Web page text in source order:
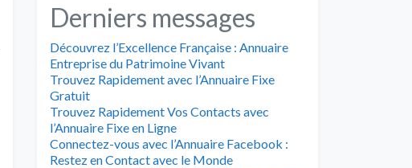
Derniers messages
Découvrez l’Excellence Française : Annuaire
Entreprise du Patrimoine Vivant
Trouvez Rapidement avec l’Annuaire Fixe
Gratuit
Trouvez Rapidement Vos Contacts avec
l’Annuaire Fixe en Ligne
Connectez-vous avec l’Annuaire Facebook :
Restez en Contact avec le Monde